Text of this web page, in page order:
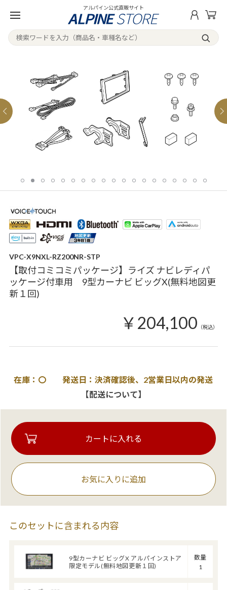
アルパイン公式直販サイト
VPC-X9NXL-RZ200NR-STP
【取付コミコミパッケージ】ライズ ナビレディパ
ッケージ付車用 9型カーナビ ビッグX(無料地図更
新１回)
￥204,100 （税込）
在庫：〇 発送日：決済確認後、2営業日以内の発送
【配送について】
お気に入りに追加
このセットに含まれる内容
9型カーナビ ビッグX アルパインストア
限定モデル(無料地図更新１回)
数量
1